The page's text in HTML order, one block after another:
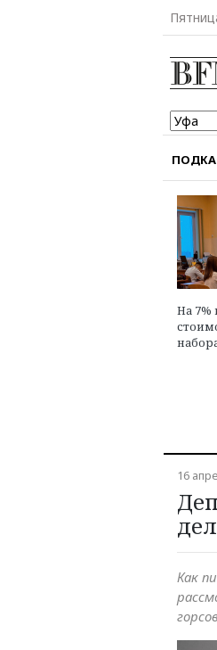
На 7%
16
Как